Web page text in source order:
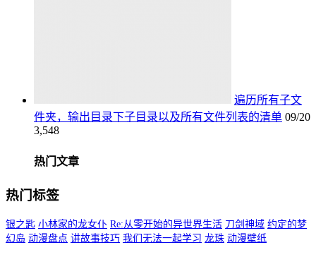
遍历所有子文
件夹，输出目录下子目录以及所有文件列表的清单 09/20
3,548
热门文章
热门标签
银之匙 小林家的龙女仆 Re:从零开始的异世界生活 刀剑神域 约定的梦
幻岛 动漫盘点 讲故事技巧 我们无法一起学习 龙珠 动漫壁纸